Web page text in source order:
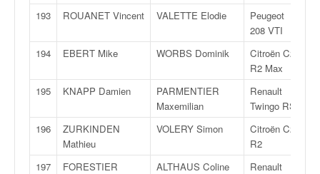
193 ROUANET Vincent VALETTE Elodie
Peugeot
208 VTI
194 EBERT Mike WORBS Dominik
Citroën C2
R2 Max
195 KNAPP Damien
PARMENTIER
Maxemilian
Renault
Twingo RS
196
ZURKINDEN
Mathieu
VOLERY Simon
Citroën C2
R2
197
FORESTIER
ALTHAUS Coline
Renault